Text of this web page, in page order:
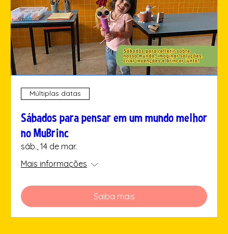
Múltiplas datas
Sábados para pensar em um mundo melhor
no MuBrinc
sáb., 14 de mar.
Mais informações
Saiba mais